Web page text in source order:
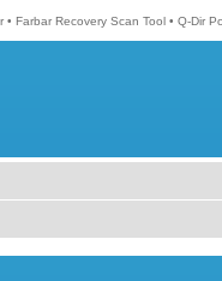
• Farbar Recovery Scan Tool • Q-Dir